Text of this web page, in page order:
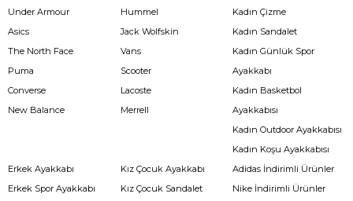
Under Armour
Asics
The North Face
Puma
Converse
New Balance
Hummel
Jack Wolfskin
Vans
Scooter
Lacoste
Merrell
Kadın Çizme
Kadın Sandalet
Kadın Günlük Spor
Ayakkabı
Kadın Basketbol
Ayakkabısı
Kadın Outdoor Ayakkabısı
Kadın Koşu Ayakkabısı
Erkek Ayakkabı
Erkek Spor Ayakkabı
Kız Çocuk Ayakkabı
Kız Çocuk Sandalet
Adidas İndirimli Ürünler
Nike İndirimli Ürünler